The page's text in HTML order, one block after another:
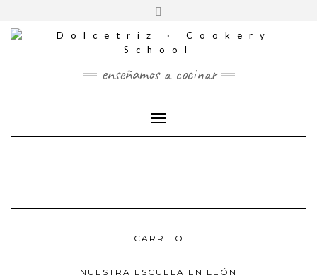
contenido
CONTACTO
SOCIALEScabecera
enseñamos a cocinar
Cambiar modo de navegación
CARRITO
NUESTRA ESCUELA EN LEÓN